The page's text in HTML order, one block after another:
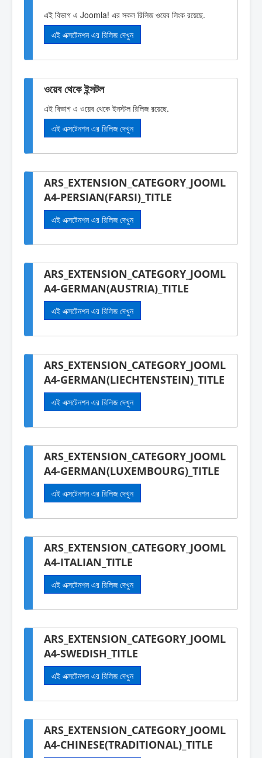
এই বিভাগ এ Joomla! এর সকল রিলিজ ওয়েব লিংক রয়েছে.
এই এক্সটেনশন এর রিলিজ দেখুন
ওয়েব থেকে ইন্সটল
এই বিভাগ এ ওয়েব থেকে ইনস্টল রিলিজ রয়েছে.
এই এক্সটেনশন এর রিলিজ দেখুন
ARS_EXTENSION_CATEGORY_JOOML
A4-PERSIAN(FARSI)_TITLE
এই এক্সটেনশন এর রিলিজ দেখুন
ARS_EXTENSION_CATEGORY_JOOML
A4-GERMAN(AUSTRIA)_TITLE
এই এক্সটেনশন এর রিলিজ দেখুন
ARS_EXTENSION_CATEGORY_JOOML
A4-GERMAN(LIECHTENSTEIN)_TITLE
এই এক্সটেনশন এর রিলিজ দেখুন
ARS_EXTENSION_CATEGORY_JOOML
A4-GERMAN(LUXEMBOURG)_TITLE
এই এক্সটেনশন এর রিলিজ দেখুন
ARS_EXTENSION_CATEGORY_JOOML
A4-ITALIAN_TITLE
এই এক্সটেনশন এর রিলিজ দেখুন
ARS_EXTENSION_CATEGORY_JOOML
A4-SWEDISH_TITLE
এই এক্সটেনশন এর রিলিজ দেখুন
ARS_EXTENSION_CATEGORY_JOOML
A4-CHINESE(TRADITIONAL)_TITLE